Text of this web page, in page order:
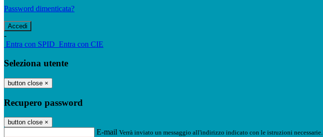
Password dimenticata?
-
Entra con SPID Entra con CIE
Seleziona utente
button close ×
Recupero password
button close ×
E-mail Verrà inviato un messaggio all'indirizzo indicato con le istruzioni necessarie.